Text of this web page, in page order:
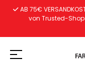
AB 75€
von Trusted-